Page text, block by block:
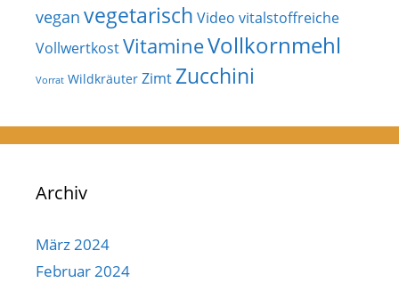
vegan vegetarisch Video vitalstoffreiche
VollwertkostVitamineVollkornmehl
Vorrat Wildkräuter Zimt Zucchini
Archiv
März 2024
Februar 2024